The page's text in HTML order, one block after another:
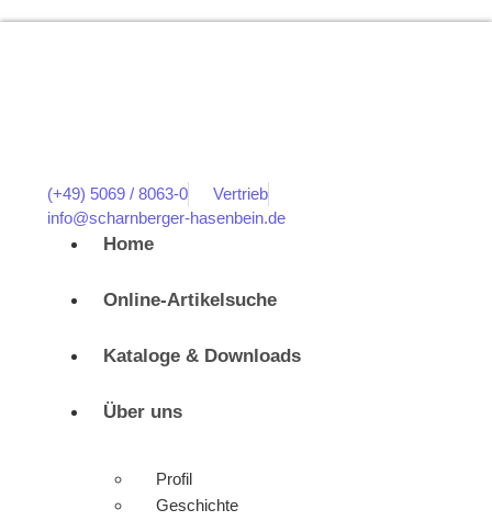
(+49) 5069 / 8063-0
Vertrieb
info@scharnberger-hasenbein.de
Home
Online-Artikelsuche
Kataloge & Downloads
Über uns
Profil
Geschichte